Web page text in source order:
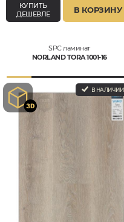
КУПИТЬ
ДЕШЕВЛЕ
В КОРЗИНУ
SPC ламинат
NORLAND TORA 1001-16
В НАЛИЧИИ